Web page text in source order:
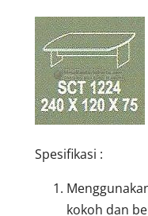
Spesifikasi :
kokoh dan